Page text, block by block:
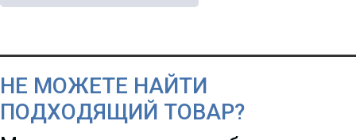
НЕ МОЖЕТЕ НАЙТИ
ПОДХОДЯЩИЙ ТОВАР?